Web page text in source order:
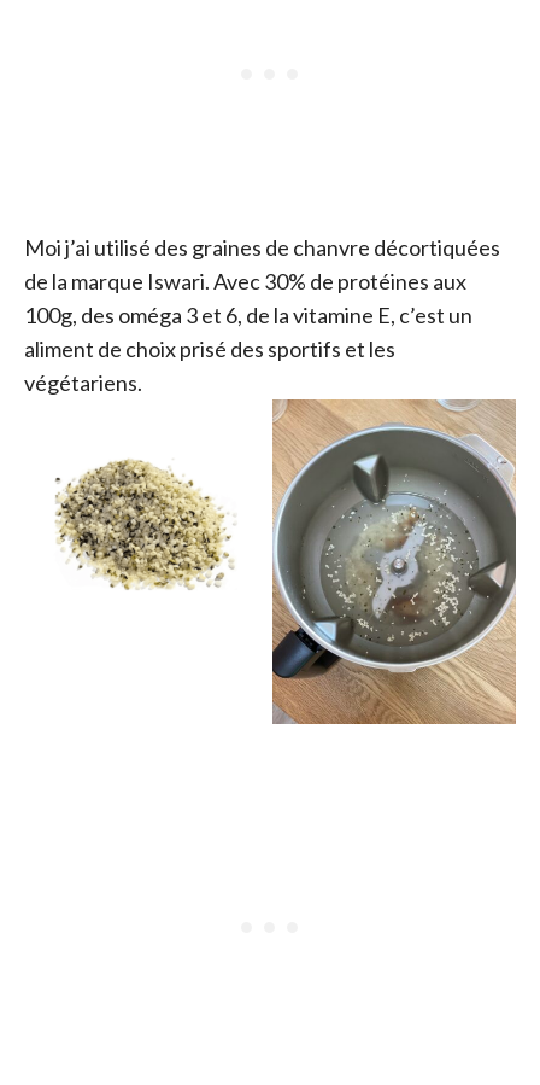
Moi j’ai utilisé des graines de chanvre décortiquées
de la marque Iswari. Avec 30% de protéines aux
100g, des oméga 3 et 6, de la vitamine E, c’est un
aliment de choix prisé des sportifs et les
végétariens.